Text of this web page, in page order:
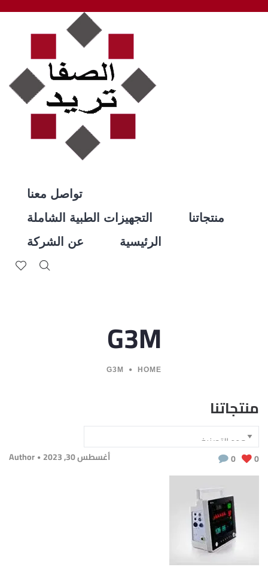
تواصل معنا
التجهيزات الطبية الشاملة
منتجاتنا
عن الشركة
الرئيسية
G3M
HOME
G3M
منتجاتنا
أغسطس 30, 2023 Author 0 0